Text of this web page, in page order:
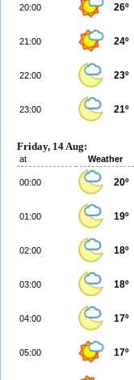
20:00 26º
21:00 24º
22:00 23º
23:00 21º
Friday, 14 Aug:
at Weather
00:00 20º
01:00 19º
02:00 18º
03:00 18º
04:00 17º
05:00 17º